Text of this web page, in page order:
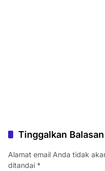
Tinggalkan Balasan
Alamat email Anda tidak
ditandai *